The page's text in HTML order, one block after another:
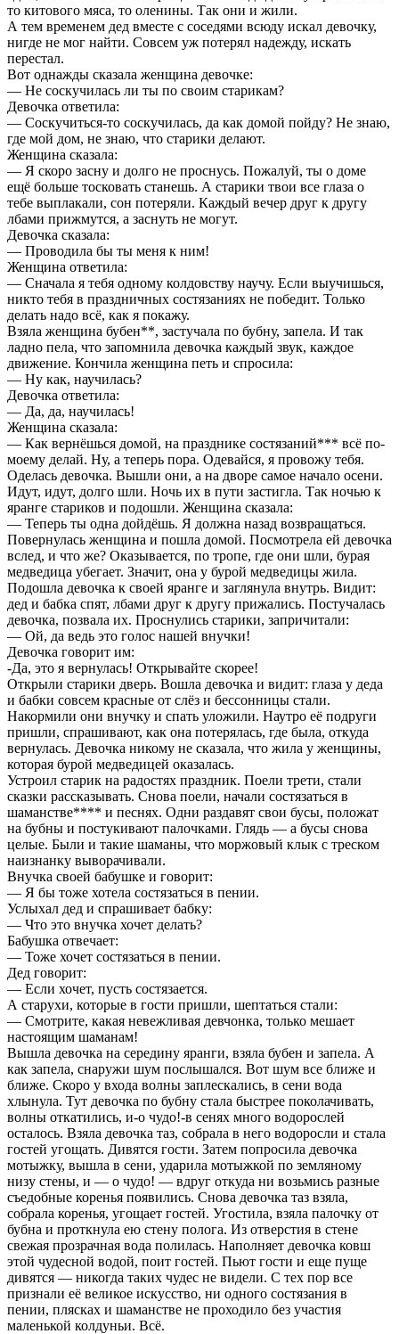
то китового мяса, то оленины. Так они и жили.
А тем временем дед вместе с соседями всюду искал девочку,
нигде не мог найти. Совсем уж потерял надежду, искать
перестал.
Вот однажды сказала женщина девочке:
— Не соскучилась ли ты по своим старикам?
Девочка ответила:
— Соскучиться-то соскучилась, да как домой пойду? Не знаю,
где мой дом, не знаю, что старики делают.
Женщина сказала:
— Я скоро засну и долго не проснусь. Пожалуй, ты о доме
ещё больше тосковать станешь. А старики твои все глаза о
тебе выплакали, сон потеряли. Каждый вечер друг к другу
лбами прижмутся, а заснуть не могут.
Девочка сказала:
— Проводила бы ты меня к ним!
Женщина ответила:
— Сначала я тебя одному колдовству научу. Если выучишься,
никто тебя в праздничных состязаниях не победит. Только
делать надо всё, как я покажу.
Взяла женщина бубен**, застучала по бубну, запела. И так
ладно пела, что запомнила девочка каждый звук, каждое
движение. Кончила женщина петь и спросила:
— Ну как, научилась?
Девочка ответила:
— Да, да, научилась!
Женщина сказала:
— Как вернёшься домой, на празднике состязаний*** всё по-
моему делай. Ну, а теперь пора. Одевайся, я провожу тебя.
Оделась девочка. Вышли они, а на дворе самое начало осени.
Идут, идут, долго шли. Ночь их в пути застигла. Так ночью к
яранге стариков и подошли. Женщина сказала:
— Теперь ты одна дойдёшь. Я должна назад возвращаться.
Повернулась женщина и пошла домой. Посмотрела ей девочка
вслед, и что же? Оказывается, по тропе, где они шли, бурая
медведица убегает. Значит, она у бурой медведицы жила.
Подошла девочка к своей яранге и заглянула внутрь. Видит:
дед и бабка спят, лбами друг к другу прижались. Постучалась
девочка, позвала их. Проснулись старики, запричитали:
— Ой, да ведь это голос нашей внучки!
Девочка говорит им:
-Да, это я вернулась! Открывайте скорее!
Открыли старики дверь. Вошла девочка и видит: глаза у деда
и бабки совсем красные от слёз и бессонницы стали.
Накормили они внучку и спать уложили. Наутро её подруги
пришли, спрашивают, как она потерялась, где была, откуда
вернулась. Девочка никому не сказала, что жила у женщины,
которая бурой медведицей оказалась.
Устроил старик на радостях праздник. Поели трети, стали
сказки рассказывать. Снова поели, начали состязаться в
шаманстве**** и песнях. Одни раздавят свои бусы, положат
на бубны и постукивают палочками. Глядь — а бусы снова
целые. Были и такие шаманы, что моржовый клык с треском
наизнанку выворачивали.
Внучка своей бабушке и говорит:
— Я бы тоже хотела состязаться в пении.
Услыхал дед и спрашивает бабку:
— Что это внучка хочет делать?
Бабушка отвечает:
— Тоже хочет состязаться в пении.
Дед говорит:
— Если хочет, пусть состязается.
А старухи, которые в гости пришли, шептаться стали:
— Смотрите, какая невежливая девчонка, только мешает
настоящим шаманам!
Вышла девочка на середину яранги, взяла бубен и запела. А
как запела, снаружи шум послышался. Вот шум все ближе и
ближе. Скоро у входа волны заплескались, в сени вода
хлынула. Тут девочка по бубну стала быстрее поколачивать,
волны откатились, и-о чудо!-в сенях много водорослей
осталось. Взяла девочка таз, собрала в него водоросли и стала
гостей угощать. Дивятся гости. Затем попросила девочка
мотыжку, вышла в сени, ударила мотыжкой по земляному
низу стены, и — о чудо! — вдруг откуда ни возьмись разные
съедобные коренья появились. Снова девочка таз взяла,
собрала коренья, угощает гостей. Угостила, взяла палочку от
бубна и проткнула ею стену полога. Из отверстия в стене
свежая прозрачная вода полилась. Наполняет девочка ковш
этой чудесной водой, поит гостей. Пьют гости и еще пуще
дивятся — никогда таких чудес не видели. С тех пор все
признали её великое искусство, ни одного состязания в
пении, плясках и шаманстве не проходило без участия
маленькой колдуньи. Всё.